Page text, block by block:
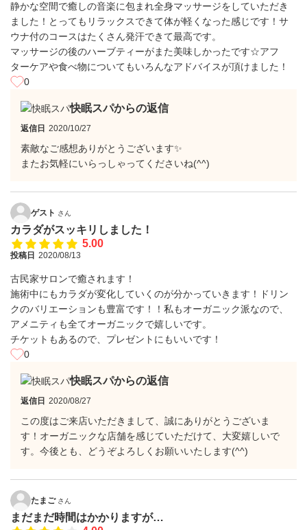
静かな空間で癒しの音楽に包まれ全身マッサージをしていただき
ました！とってもリラックスできて体が軽くなった感じです！サ
ウナ付のコースはたくさん発汗できて最高です。
マッサージの後のハーブティーがまた美味しかったです☆アフ
ターケアや食べ物についてもいろんなアドバイスが頂けました！
0
快眠スパからの返信
返信日 2020/10/27
素敵なご感想ありがとうございます✨
またお気軽にいらっしゃってくださいね(^^)
ゲスト さん
カラダがスッキリしました！
5.00
投稿日 2020/08/13
古民家サロンで癒されます！
施術中にもカラダが変化していくのが分かっていきます！ドリン
クのバリエーションも豊富です！！私もオーガニック派なので、
アメニティも全てオーガニックで嬉しいです。
チケットもあるので、プレゼントにもいいです！
0
快眠スパからの返信
返信日 2020/08/27
この度はご来店いただきまして、誠にありがとうございま
す！オーガニックな店舗を感じていただけて、大変嬉しいで
す。今後とも、どうぞよろしくお願いいたします(^^)
たまご さん
まだまだ時間はかかりますが…